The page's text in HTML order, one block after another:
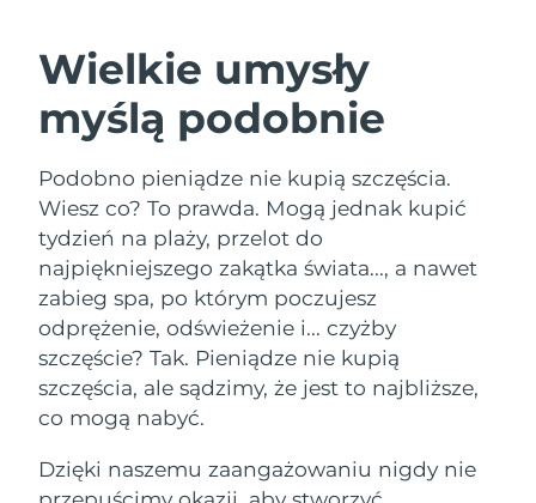
Wielkie umysły
myślą podobnie
Podobno pieniądze nie kupią szczęścia.
Wiesz co? To prawda. Mogą jednak kupić
tydzień na plaży, przelot do
najpiękniejszego zakątka świata..., a nawet
zabieg spa, po którym poczujesz
odprężenie, odświeżenie i... czyżby
szczęście? Tak. Pieniądze nie kupią
szczęścia, ale sądzimy, że jest to najbliższe,
co mogą nabyć.
Dzięki naszemu zaangażowaniu nigdy nie
FAQ™ Dual LED Panel
POPULARNY
Specjalne oferty Bestsellery
Terapia czerwonym światłem
Stany Zjednoczone
Wielka Brytania
Oczekiwany czas dostawy
Hiszpania
Oczekiwany czas dostawy
8/9/26
Australia
Oczekiwany czas dostawy
8/12/26
Francja
Oczekiwany czas dostawy
Niemcy
Oczekiwany czas dostawy
Kanada
Oczekiwany czas dostawy